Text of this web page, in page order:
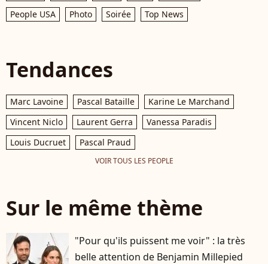
People USA
Photo Soirée Top News
Tendances
Marc Lavoine Pascal Bataille
Karine Le Marchand
Vincent Niclo
Laurent Gerra
Vanessa Paradis
Louis Ducruet
Pascal Praud
VOIR TOUS LES PEOPLE
Sur le même thème
"Pour qu'ils puissent me voir" : la très
belle attention de Benjamin Millepied